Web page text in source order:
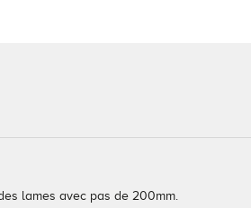
lames avec pas de 200mm.